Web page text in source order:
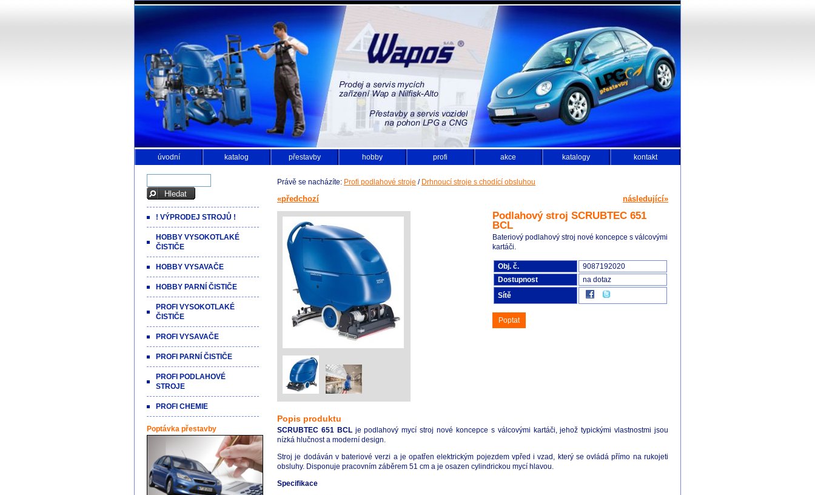
úvodní katalog přestavby hobby profi akce katalogy kontakt
Právě se nacházíte: Profi podlahové stroje / Drhnoucí stroje s chodící obsluhou
«předchozí následující»
Podlahový stroj SCRUBTEC 651
BCL
Bateriový podlahový stroj nové koncepce s válcovými
kartáči.
Obj. č.
9087192020
Dostupnost
na dotaz
Sítě
Poptat
Popis produktu
SCRUBTEC 651 BCLje podlahový mycí stroj nové koncepce s válcovými kartáči, jehož typickými vlastnostmi jsou
nízká hlučnost a moderní design.
Stroj je dodáván v bateriové verzi a je opatřen elektrickým pojezdem vpřed i vzad, který se ovládá přímo na rukojeti
obsluhy. Disponuje pracovním záběrem 51 cm a je osazen cylindrickou mycí hlavou.
Specifikace
! VÝPRODEJ STROJŮ !
HOBBY VYSOKOTLAKÉ
ČISTIČE
HOBBY VYSAVAČE
HOBBY PARNÍ ČISTIČE
PROFI VYSOKOTLAKÉ
ČISTIČE
PROFI VYSAVAČE
PROFI PARNÍ ČISTIČE
PROFI PODLAHOVÉ
STROJE
PROFI CHEMIE
Poptávka přestavby